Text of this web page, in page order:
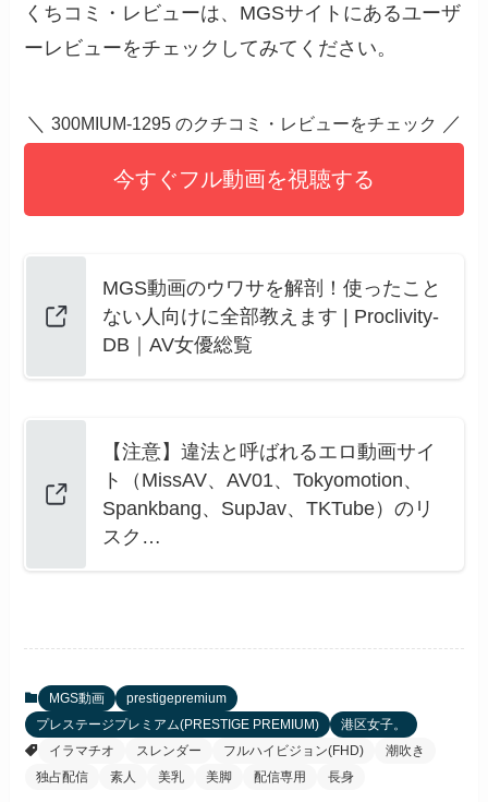
くちコミ・レビューは、MGSサイトにあるユーザ
ーレビューをチェックしてみてください。
＼ 300MIUM-1295 のクチコミ・レビューをチェック ／
今すぐフル動画を視聴する
MGS動画のウワサを解剖！使ったこと
ない人向けに全部教えます | Proclivity-
DB｜AV女優総覧
【注意】違法と呼ばれるエロ動画サイ
ト（MissAV、AV01、Tokyomotion、
Spankbang、SupJav、TKTube）のリ
スク…
MGS動画
prestigepremium
プレステージプレミアム(PRESTIGE PREMIUM)
港区女子。
イラマチオ
スレンダー フルハイビジョン(FHD)
潮吹き
独占配信
素人 美乳 美脚 配信専用 長身